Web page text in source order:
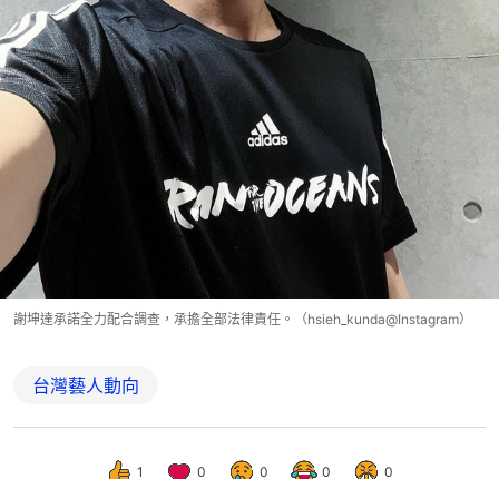
謝坤達承諾全力配合調查，承擔全部法律責任。（hsieh_kunda@Instagram）
台灣藝人動向
1 0 0 0 0